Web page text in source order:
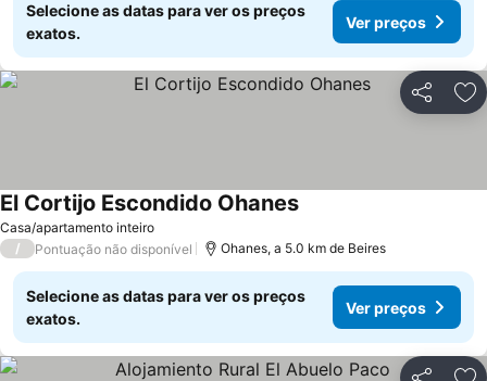
Selecione as datas para ver os preços
exatos.
Ver preços
Partilhar
Casa/apartamento inteiro
El Cortijo Escondido Ohanes
/ Pontuação não disponível Ohanes, a 5.0 km de Beires
Selecione as datas para ver os preços
exatos.
Ver preços